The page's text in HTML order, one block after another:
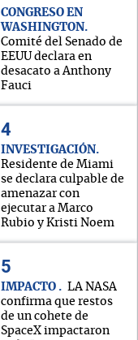
CONGRESO EN
WASHINGTON
Comité del Senado de
EEUU declara en
desacato a Anthony
Fauci
INVESTIGACIÓN
Residente de Miami
se declara culpable de
amenazar con
ejecutar a Marco
Rubio y Kristi Noem
IMPACTO
LA NASA
confirma que restos
de un cohete de
SpaceX impactaron